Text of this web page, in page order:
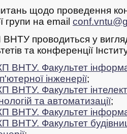
щодо проведення
групи на email
проводиться у
та конференції
ВНТУ. Факультет
інженерії;
ВНТУ. Факультет
та автоматизації;
ВНТУ. Факультет
ВНТУ. Факультет